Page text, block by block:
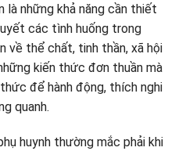
là những khả năng cần thiết
các tình huống trong
về thể chất, tinh thần, xã hội
kiến thức đơn thuần mà
để hành động, thích nghi
quanh.
huynh thường mắc phải khi